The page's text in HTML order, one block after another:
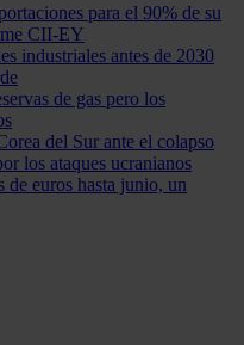
para el 90% de su
CII-EY
industriales antes de 2030
de gas pero los
del Sur ante el colapso
los ataques ucranianos
de euros hasta junio, un